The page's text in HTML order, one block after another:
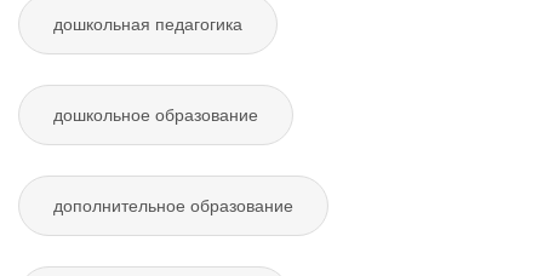
дошкольная педагогика
дошкольное образование
дополнительное образование